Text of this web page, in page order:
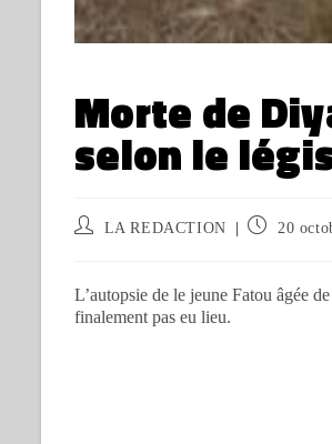
Morte de
selon le
LA REDACTION 20
L’autopsie de le jeune Fatou âgée
finalement pas eu lieu.